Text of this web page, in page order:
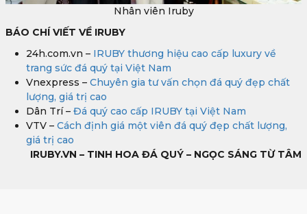
Nhân viên Iruby
BÁO CHÍ VIẾT VỀ IRUBY
24h.com.vn – IRUBY thương hiệu cao cấp luxury về
trang sức đá quý tại Việt Nam
Vnexpress – Chuyên gia tư vấn chọn đá quý đẹp chất
lượng, giá trị cao
Dân Trí – Đá quý cao cấp IRUBY tại Việt Nam
VTV – Cách định giá một viên đá quý đẹp chất lượng,
giá trị cao
IRUBY.VN – TINH HOA ĐÁ QUÝ – NGỌC SÁNG TỪ TÂM